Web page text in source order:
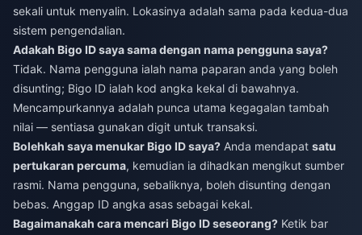
sekali untuk menyalin. Lokasinya adalah sama pada kedua-dua
sistem pengendalian.
Adakah Bigo ID saya sama dengan nama pengguna saya?
Tidak. Nama pengguna ialah nama paparan anda yang boleh
disunting; Bigo ID ialah kod angka kekal di bawahnya.
Mencampurkannya adalah punca utama kegagalan tambah
nilai — sentiasa gunakan digit untuk transaksi.
Bolehkah saya menukar Bigo ID saya? Anda mendapat satu
pertukaran percuma, kemudian ia dihadkan mengikut sumber
rasmi. Nama pengguna, sebaliknya, boleh disunting dengan
bebas. Anggap ID angka asas sebagai kekal.
Bagaimanakah cara mencari Bigo ID seseorang? Ketik bar